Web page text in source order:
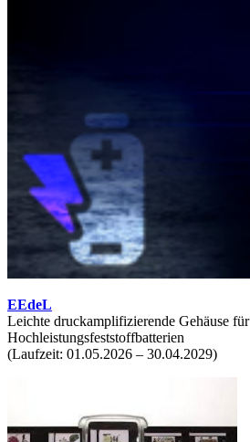
EEdeL
Leichte druckamplifizierende Gehäuse für
Hochleistungsfeststoffbatterien
(Laufzeit: 01.05.2026 – 30.04.2029)